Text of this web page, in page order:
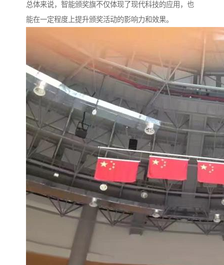
总体来说，智能颁奖旗不仅体现了现代科技的应用，也
能在一定程度上提升颁奖活动的影响力和效果。